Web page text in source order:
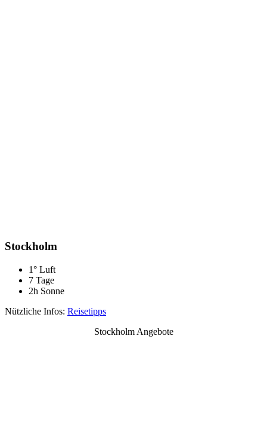
Stockholm
1° Luft
7 Tage
2h Sonne
Nützliche Infos: Reisetipps
Stockholm Angebote